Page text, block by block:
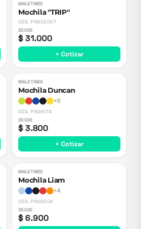
Nuevo
MALETINES
Mochila "TRIP"
CÓD.PROC2007
DESDE
$ 31.000
+ Cotizar
MALETINES
Mochila Duncan
+5
CÓD.PRO6174
DESDE
$ 3.800
+ Cotizar
MALETINES
Mochila Liam
+4
CÓD.PRO6204
DESDE
$ 6.900